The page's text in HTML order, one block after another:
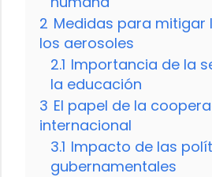
2 Medidas para mitigar
los aerosoles
2.1 Importancia de la
la educación
3 El papel de la
internacional
3.1 Impacto de las
gubernamentales